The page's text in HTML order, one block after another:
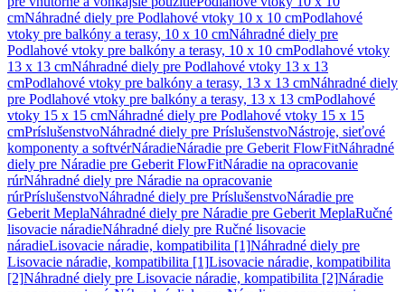
cmNáhradné diely pre Podlahové vtoky 10 x 10 cmPodlahové
vtoky pre balkóny a terasy, 10 x 10 cmNáhradné diely pre
Podlahové vtoky pre balkóny a terasy, 10 x 10 cmPodlahové vtoky
13 x 13 cmNáhradné diely pre Podlahové vtoky 13 x 13
cmPodlahové vtoky pre balkóny a terasy, 13 x 13 cmNáhradné diely
pre Podlahové vtoky pre balkóny a terasy, 13 x 13 cmPodlahové
vtoky 15 x 15 cmNáhradné diely pre Podlahové vtoky 15 x 15
cmPríslušenstvoNáhradné diely pre PríslušenstvoNástroje, sieťové
komponenty a softvérNáradieNáradie pre Geberit FlowFitNáhradné
diely pre Náradie pre Geberit FlowFitNáradie na opracovanie
rúrNáhradné diely pre Náradie na opracovanie
rúrPríslušenstvoNáhradné diely pre PríslušenstvoNáradie pre
Geberit MeplaNáhradné diely pre Náradie pre Geberit MeplaRučné
lisovacie náradieNáhradné diely pre Ručné lisovacie
náradieLisovacie náradie, kompatibilita [1]Náhradné diely pre
Lisovacie náradie, kompatibilita [1]Lisovacie náradie, kompatibilita
[2]Náhradné diely pre Lisovacie náradie, kompatibilita [2]Náradie